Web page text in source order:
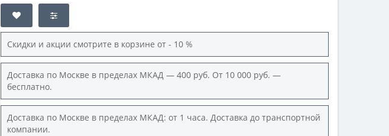
Скидки и акции смотрите в корзине от - 10 %
Доставка по Москве в пределах МКАД — 400 руб. От 10 000 руб. —
бесплатно.
Доставка по Москве в пределах МКАД: от 1 часа. Доставка до транспортной
компании.